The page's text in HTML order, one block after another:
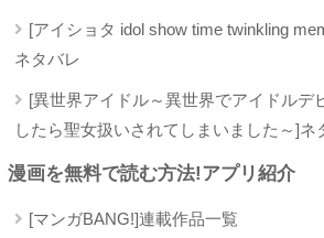
[アイショタ idol show time twinkling
ネタバレ
[異世界アイドル～異世界でアイドルデ
したら聖女扱いされてしまいました～]ネ
漫画を無料で読む方法!アプリ紹介
[マンガBANG!]連載作品一覧